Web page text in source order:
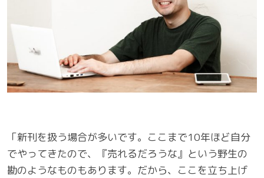
「新刊を扱う場合が多いです。ここまで10年ほど自分
でやってきたので、『売れるだろうな』という野生の
勘のようなものもあります。だから、ここを立ち上げ